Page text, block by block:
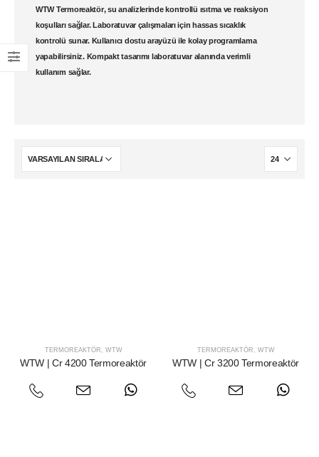
WTW Termoreaktör, su analizlerinde kontrollü ısıtma ve reaksiyon
koşulları sağlar.Laboratuvar çalışmaları için hassas sıcaklık
kontrolü sunar. Kullanıcı dostu arayüzü ile kolay programlama
yapabilirsiniz. Kompakt tasarımı laboratuvar alanında verimli
kullanım sağlar.
TERMOREAKTÖR , WTW
WTW | Cr 4200 Termoreaktör
TERMOREAKTÖR , WTW
WTW | Cr 3200 Termoreaktör